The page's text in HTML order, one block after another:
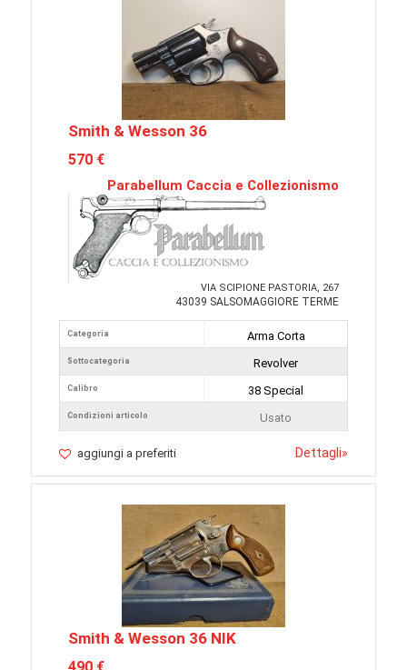
Smith & Wesson 36
570 €
Parabellum Caccia e Collezionismo
VIA SCIPIONE PASTORIA, 267
43039 SALSOMAGGIORE TERME
Categoria
Sottocategoria
Calibro
Condizioni articolo
Arma Corta
Revolver
38 Special
Usato
aggiungi a preferiti Dettagli»
Smith & Wesson 36 NIK